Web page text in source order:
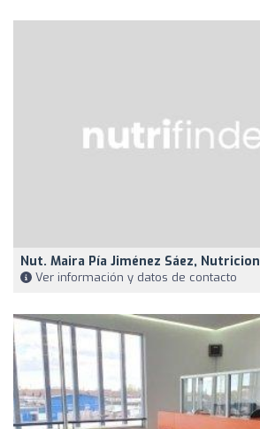
Nut. Maira Pía Jiménez Sáez,
Ver información y datos de contacto